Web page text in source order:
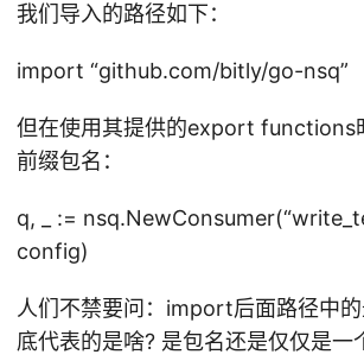
我们导入的路径如下：
import “github.com/bitly/go-nsq”
但在使用其提供的export functions
前缀包名：
q, _ :=
config)
人们不禁要问：import后面路径中的
底代表的是啥? 是包名还是仅仅是一